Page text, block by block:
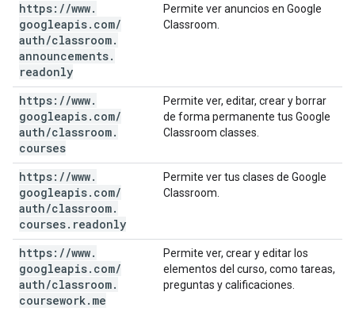
https: //www.
googleapis. com/
auth/classroom.
announcements.
readonly
Permite ver anuncios en Google
Classroom.
https: //www.
googleapis. com/
auth/classroom.
courses
Permite ver, editar, crear y borrar
de forma permanente tus Google
Classroom classes.
https: //www.
googleapis. com/
auth/classroom.
courses. readonly
Permite ver tus clases de Google
Classroom.
https: //www.
googleapis. com/
auth/classroom.
coursework. me
Permite ver, crear y editar los
elementos del curso, como tareas,
preguntas y calificaciones.